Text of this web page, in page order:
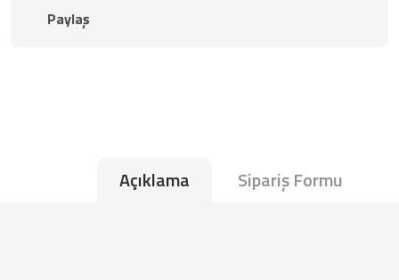
Paylaş
Açıklama Sipariş Formu